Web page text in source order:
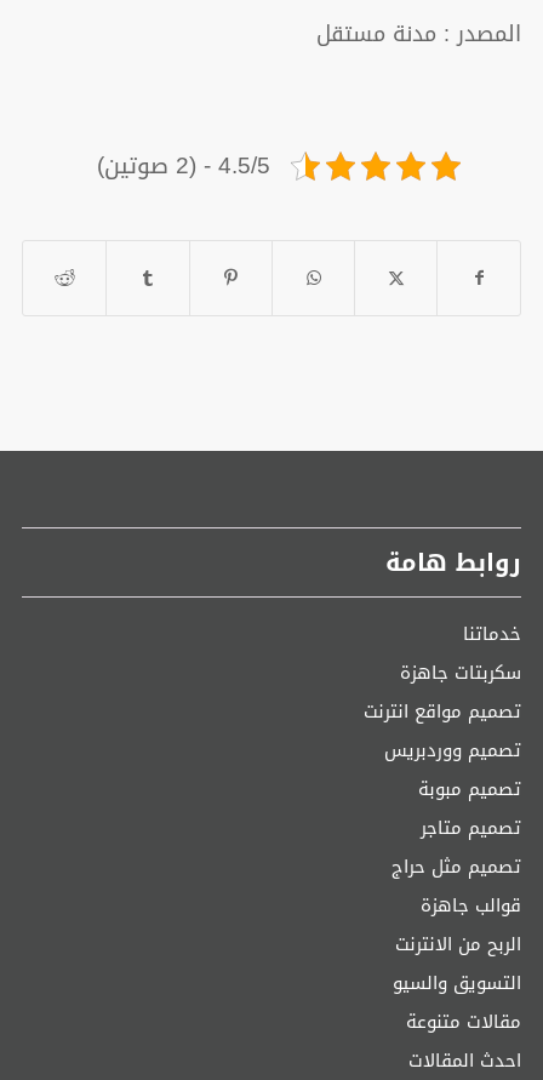
المصدر : مدنة مستقل
4.5/5 - (2 صوتين)
روابط هامة
خدماتنا
سكربتات جاهزة
تصميم مواقع انترنت
تصميم ووردبريس
تصميم مبوبة
تصميم متاجر
تصميم مثل حراج
قوالب جاهزة
الربح من الانترنت
التسويق والسيو
مقالات متنوعة
احدث المقالات